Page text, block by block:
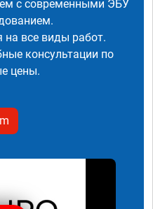
с современными ЭБУ
на все виды работ.
консультации по
цены.